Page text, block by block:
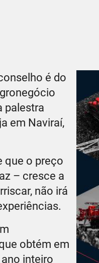
é do
palestra
em Naviraí,
que o preço
– cresce a
não irá
obtém em
inteiro